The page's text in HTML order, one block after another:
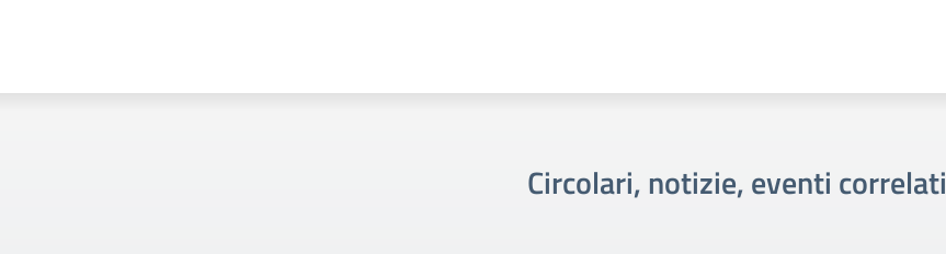
Circolari, notizie, eventi correlati